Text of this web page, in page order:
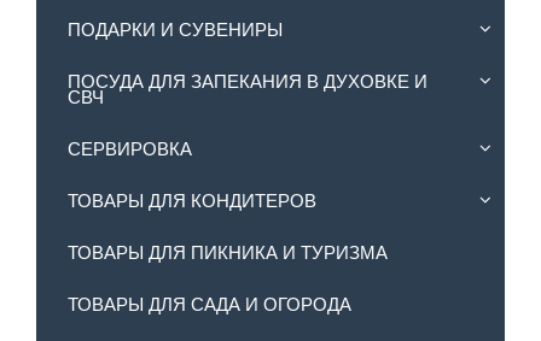
ПОДАРКИ И СУВЕНИРЫ
ПОСУДА ДЛЯ ЗАПЕКАНИЯ В ДУХОВКЕ И
СВЧ
СЕРВИРОВКА
ТОВАРЫ ДЛЯ КОНДИТЕРОВ
ТОВАРЫ ДЛЯ ПИКНИКА И ТУРИЗМА
ТОВАРЫ ДЛЯ САДА И ОГОРОДА